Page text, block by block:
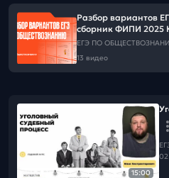
Разбор вариантов
сборник ФИПИ 2025
ЕГЭ ПО
13 видео
15:00
02